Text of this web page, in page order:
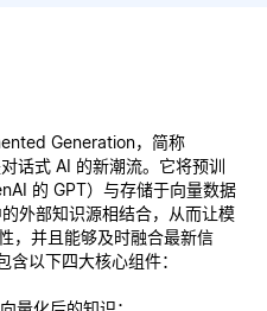
Generation，简称
话式 AI 的新潮流。它将预训
的 GPT）与存储于向量数据
外部知识源相结合，从而让模
，并且能够及时融合最新信
含以下四大核心组件：